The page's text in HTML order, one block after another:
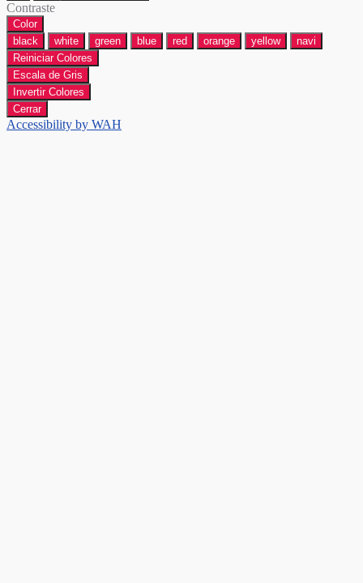
Contraste
Color
black
white green blue red orange yellow
navi
Reiniciar Colores
Escala de Gris
Invertir Colores
Cerrar
Accessibility by WAH